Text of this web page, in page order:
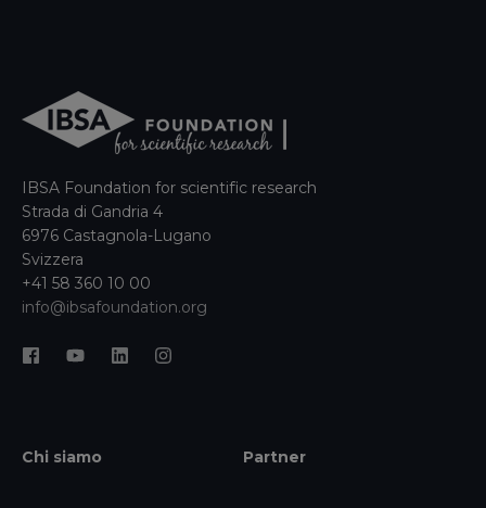
IBSA Foundation for scientific research
Strada di Gandria 4
6976 Castagnola-Lugano
Svizzera
+41 58 360 10 00
info@ibsafoundation.org
Chi siamo Partner